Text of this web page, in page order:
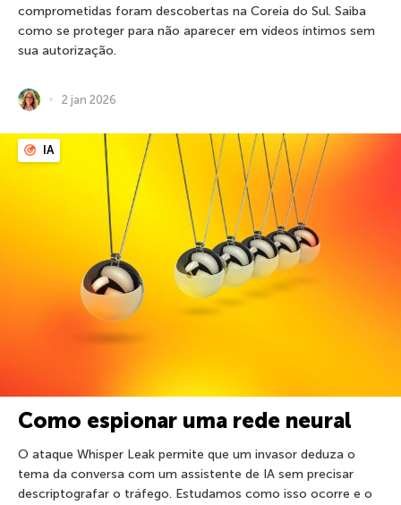
comprometidas foram descobertas na Coreia do Sul. Saiba
como se proteger para não aparecer em vídeos íntimos sem
sua autorização.
2 jan 2026
IA
Como espionar uma rede neural
O ataque Whisper Leak permite que um invasor deduza o
tema da conversa com um assistente de IA sem precisar
descriptografar o tráfego. Estudamos como isso ocorre e o